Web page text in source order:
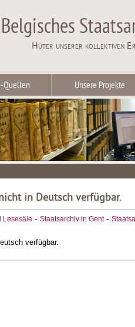
Belgisches
Hüter unserer kollektiven
Quellen Unsere Projekte
in Deutsch verfügbar.
Lesesäle - Staatsarchiv in Gent-
verfügbar.